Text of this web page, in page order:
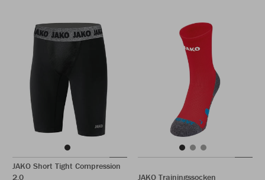
JAKO Short Tight Compression
2.0
JAKO Trainingssocken